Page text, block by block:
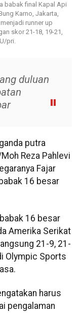
babak final Kapal Api
Karno, Jakarta,
runner up
skor 21-18, 19-21,
pri.
duluan
putra
Reza Pahlevi
Fajar
16 besar
16 besar
Amerika Serikat
21-9, 21-
Olympic Sports
harus
pengalaman